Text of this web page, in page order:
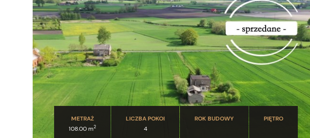
METRAŻ
108.00 m2
LICZBA POKOI
4
ROK BUDOWY PIĘTRO